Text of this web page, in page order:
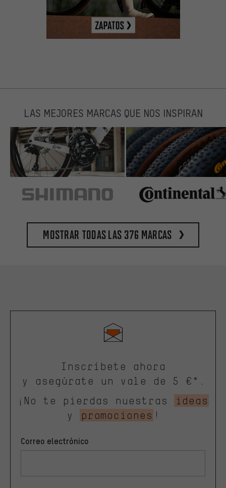
LAS MEJORES MARCAS QUE NOS INSPIRAN
Mostrar todas las 376 marcas
Inscríbete ahora
y asegúrate un vale de 5 €*.
¡No te pierdas nuestras
ideas
y
promociones !
Correo electrónico